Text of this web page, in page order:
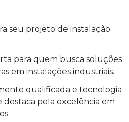
seu projeto de instalação
para quem busca soluções
em instalações industriais.
qualificada e tecnologia
destaca pela excelência em